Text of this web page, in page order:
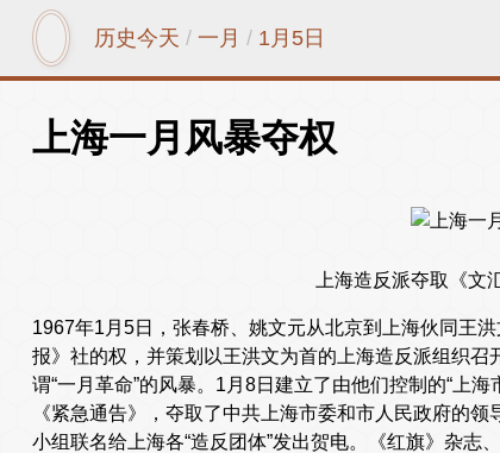
历史今天 / 一月 / 1月5日
上海一月风暴夺权
上海造反派夺取《文
1967年1月5日，张春桥、姚文元从北京到上海伙同王
报》社的权，并策划以王洪文为首的上海造反派组织召
谓“一月革命”的风暴。1月8日建立了由他们控制的“上
《紧急通告》，夺取了中共上海市委和市人民政府的
小组联名给上海各“造反团体”发出贺电。《红旗》杂志